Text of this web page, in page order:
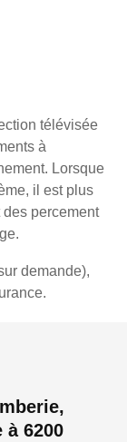
télévisée
à
Lorsque
il est plus
percement
demande),
à 6200